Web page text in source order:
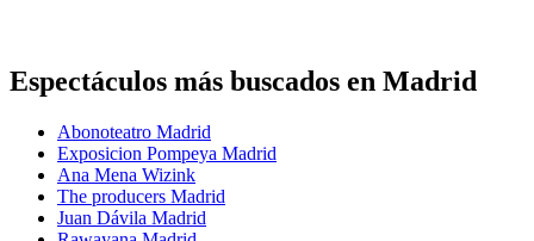
Espectáculos más buscados en Madrid
Abonoteatro Madrid
Exposicion Pompeya Madrid
Ana Mena Wizink
The producers Madrid
Juan Dávila Madrid